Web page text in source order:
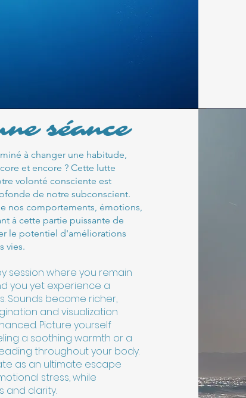
séance
à changer une habitude,
et encore ? Cette lutte
volonté consciente est
de notre subconscient.
nos comportements, émotions,
à cette partie puissante de
le potentiel d'améliorations
vies.
session where you remain
you yet experience a
Sounds become richer,
and visualization
Picture yourself
a soothing warmth or a
throughout your body.
as an ultimate escape
stress, while
and clarity.